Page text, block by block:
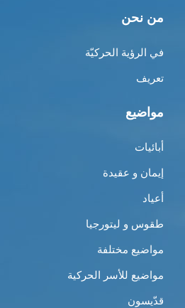
من نحن
في الرؤية الحركيّة
تعريف
مواضيع
أبائيات
إيمان و عقيدة
أعياد
طقوس و ليتورجيا
مواضيع مختلفة
مواضيع للأسر الحركية
قدّيسون